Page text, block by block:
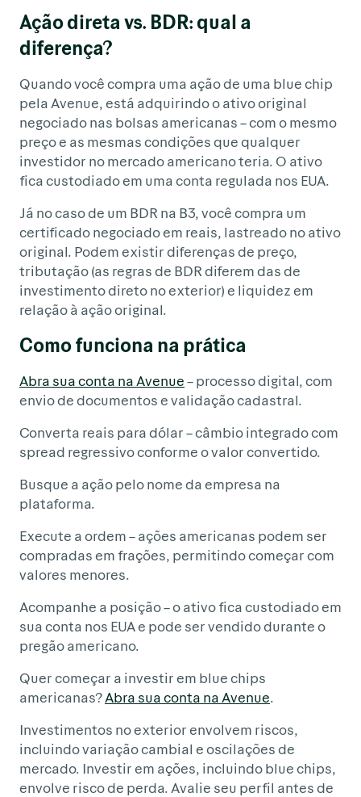
Ação direta vs. BDR: qual a
diferença?
Quando você compra uma ação de uma blue chip
pela Avenue, está adquirindo o ativo original
negociado nas bolsas americanas – com o mesmo
preço e as mesmas condições que qualquer
investidor no mercado americano teria. O ativo
fica custodiado em uma conta regulada nos EUA.
Já no caso de um BDR na B3, você compra um
certificado negociado em reais, lastreado no ativo
original. Podem existir diferenças de preço,
tributação (as regras de BDR diferem das de
investimento direto no exterior) e liquidez em
relação à ação original.
Como funciona na prática
Abra sua conta na Avenue– processo digital, com
envio de documentos e validação cadastral.
Converta reais para dólar – câmbio integrado com
spread regressivo conforme o valor convertido.
Busque a ação pelo nome da empresa na
plataforma.
Execute a ordem – ações americanas podem ser
compradas em frações, permitindo começar com
valores menores.
Acompanhe a posição – o ativo fica custodiado em
sua conta nos EUA e pode ser vendido durante o
pregão americano.
Quer começar a investir em blue chips
americanas?Abra sua conta na Avenue.
Investimentos no exterior envolvem riscos,
incluindo variação cambial e oscilações de
mercado. Investir em ações, incluindo blue chips,
envolve risco de perda. Avalie seu perfil antes de